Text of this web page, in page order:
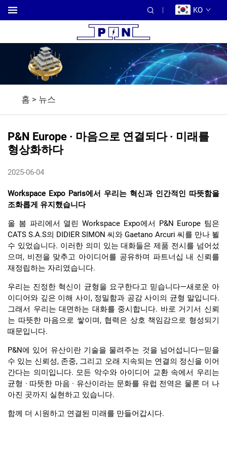
KO
홈 > 뉴스
P&N Europe · 마음으로 연결되다 · 미래를
형상화하다
2025-06-04
Workspace Expo Paris에서 우리는 혁신과 인간적인 따뜻함을
조화롭게 유지했습니다
올 봄 파리에서 열린 Workspace Expo에서 P&N Europe 팀은
CATS S.A.S의 DIDIER SIMON 씨와 Gaetano Arcuri 씨를 만나 뵐
수 있었습니다. 이러한 의미 있는 대화들은 제품 전시를 넘어섰
으며, 비전을 맞추고 아이디어를 공유하며 파트너십 내 신뢰를
재정립하는 자리였습니다.
우리는 진정한 혁신이 균형을 요구한다고 믿습니다—새로운 아
이디어와 깊은 이해 사이, 정밀함과 공감 사이의 균형 말입니다.
그래서 우리는 대면하는 대화를 중시합니다. 바로 거기서 신뢰
는 따뜻한 마음으로 쌓이며, 협력은 상호 책임감으로 형성되기
때문입니다.
P&N에 있어 유산이란 기술을 물려주는 것을 넘어섭니다—믿을
수 있는 신뢰성, 존중, 그리고 오래 지속되는 연결의 정신을 이어
간다는 의미입니다. 모든 악수와 아이디어 교환 속에서 우리는
균형 · 따뜻한 마음 · 유산이라는 문화를 유럽 전역은 물론 더 나
아진 곳까지 실현하고 있습니다.
함께 더 시원하고 연결된 미래를 만들어갑시다.